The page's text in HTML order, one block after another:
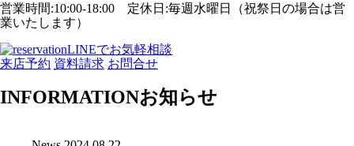
営業時間:10:00-18:00 定休日:毎週水曜日（祝祭日の場合は営
業いたします）
LINEでお気軽相談
来店予約 資料請求 お問合せ
INFORMATIONお知らせ